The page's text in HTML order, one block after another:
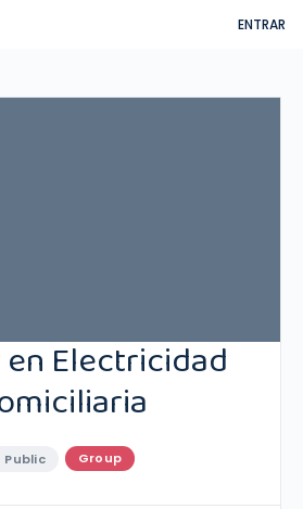
ENTRAR
Electricidad
Public Group